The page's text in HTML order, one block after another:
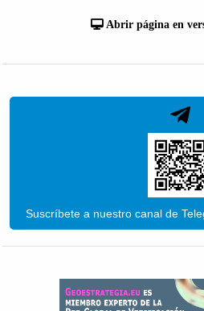
Abrir página en
Suscríbete a nuestro canal de